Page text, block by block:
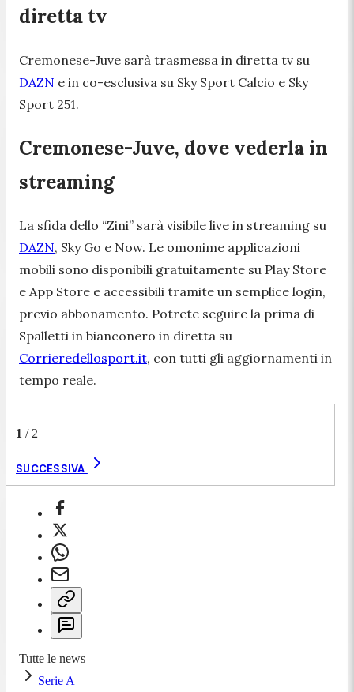
diretta tv
Cremonese-Juve sarà trasmessa in diretta tv su
DAZN e in co-esclusiva su Sky Sport Calcio e Sky
Sport 251.
Cremonese-Juve, dove vederla in
streaming
La sfida dello “Zini” sarà visibile live in streaming su
DAZN, Sky Go e Now. Le omonime applicazioni
mobili sono disponibili gratuitamente su Play Store
e App Store e accessibili tramite un semplice login,
previo abbonamento. Potrete seguire la prima di
Spalletti in bianconero in diretta su
Corrieredellosport.it, con tutti gli aggiornamenti in
tempo reale.
1 /2
SUCCESSIVA
Tutte le news
Serie A